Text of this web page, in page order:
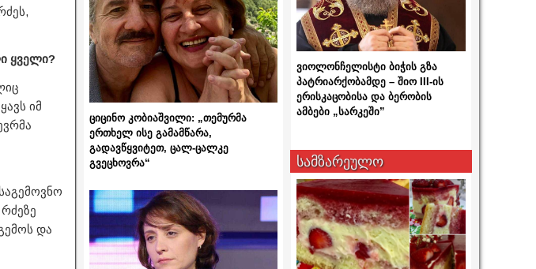
ყველი?
იმ
და
ციცინო კობიაშვილი: „თემურმა
ერთხელ ისე გამამწარა,
გადავწყვიტეთ, ცალ-ცალკე
გვეცხოვრა“
ვიოლონჩელისტი ბიჭის გზა
პატრიარქობამდე – შიო III-ის
ერისკაცობისა და ბერობის
ამბები „სარკეში”
სამზარეულო